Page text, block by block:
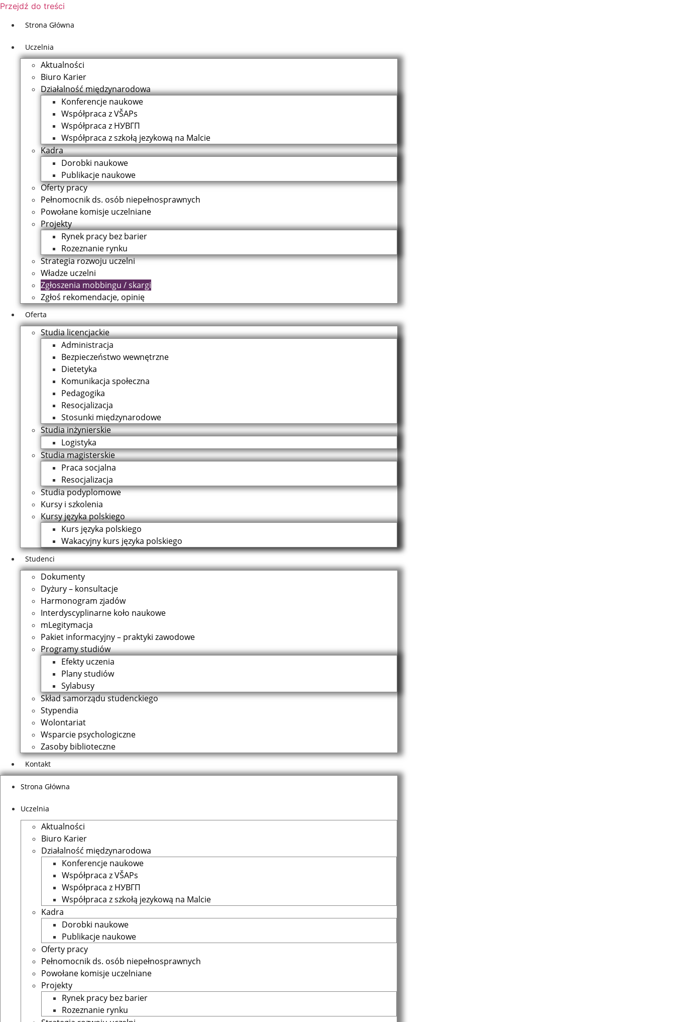
Przejdź do treści
Strona Główna
Uczelnia
Aktualności
Biuro Karier
Działalność międzynarodowa
Konferencje naukowe
Współpraca z VŠAPs
Współpraca z НУВГП
Współpraca z szkołą jezykową na Malcie
Kadra
Dorobki naukowe
Publikacje naukowe
Oferty pracy
Pełnomocnik ds. osób niepełnosprawnych
Powołane komisje uczelniane
Projekty
Rynek pracy bez barier
Rozeznanie rynku
Strategia rozwoju uczelni
Władze uczelni
Zgłoszenia mobbingu / skargi
Zgłoś rekomendacje, opinię
Oferta
Studia licencjackie
Administracja
Bezpieczeństwo wewnętrzne
Dietetyka
Komunikacja społeczna
Pedagogika
Resocjalizacja
Stosunki międzynarodowe
Studia inżynierskie
Logistyka
Studia magisterskie
Praca socjalna
Resocjalizacja
Studia podyplomowe
Kursy i szkolenia
Kursy języka polskiego
Kurs języka polskiego
Wakacyjny kurs języka polskiego
Studenci
Dokumenty
Dyżury – konsultacje
Harmonogram zjadów
Interdyscyplinarne koło naukowe
mLegitymacja
Pakiet informacyjny – praktyki zawodowe
Programy studiów
Efekty uczenia
Plany studiów
Sylabusy
Skład samorządu studenckiego
Stypendia
Wolontariat
Wsparcie psychologiczne
Zasoby biblioteczne
Kontakt
Strona Główna
Uczelnia
Aktualności
Biuro Karier
Działalność międzynarodowa
Konferencje naukowe
Współpraca z VŠAPs
Współpraca z НУВГП
Współpraca z szkołą jezykową na Malcie
Kadra
Dorobki naukowe
Publikacje naukowe
Oferty pracy
Pełnomocnik ds. osób niepełnosprawnych
Powołane komisje uczelniane
Projekty
Rynek pracy bez barier
Rozeznanie rynku